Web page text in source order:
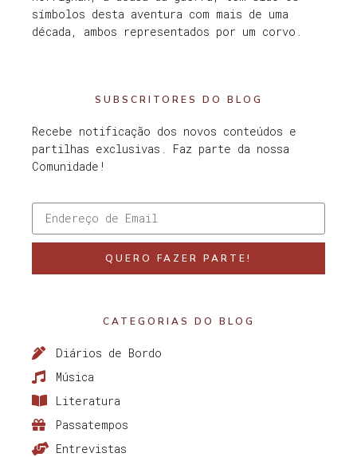
símbolos desta aventura com mais de uma
década, ambos representados por um corvo.
SUBSCRITORES DO BLOG
Recebe notificação dos novos conteúdos e
partilhas exclusivas. Faz parte da nossa
Comunidade!
QUERO FAZER PARTE!
CATEGORIAS DO BLOG
Diários de Bordo
Música
Literatura
Passatempos
Entrevistas